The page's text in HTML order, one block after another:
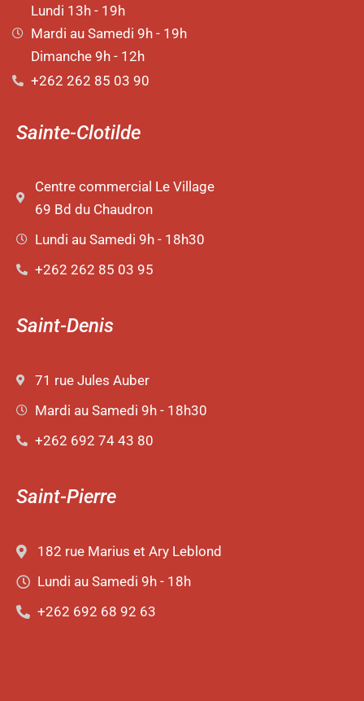
Lundi 13h - 19h
Mardi au Samedi 9h - 19h
Dimanche 9h - 12h
+262 262 85 03 90
Sainte-Clotilde
Centre commercial Le Village
69 Bd du Chaudron
Lundi au Samedi 9h - 18h30
+262 262 85 03 95
Saint-Denis
71 rue Jules Auber
Mardi au Samedi 9h - 18h30
+262 692 74 43 80
Saint-Pierre
182 rue Marius et Ary Leblond
Lundi au Samedi 9h - 18h
+262 692 68 92 63